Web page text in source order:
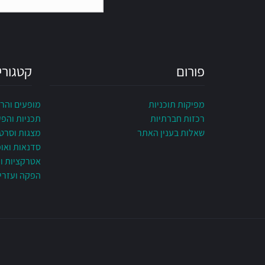
פורום
מפיקות תוכניות
רכזות חברתיות
שאלות בענין האתר
מופעים
תכניות
מצגות
סדנאות
אטרקציות
הפקה